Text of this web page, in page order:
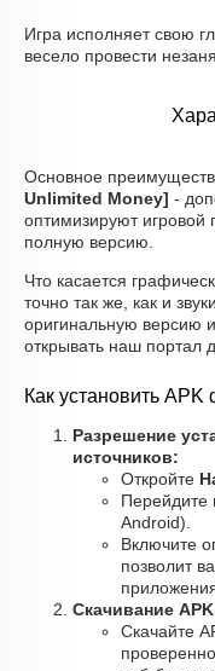
Игра исполняет свою
весело провести
Основное
Unlimited Money] -
оптимизируют игровой
полную версию.
Что касается
точно так же, как и
оригинальную версию
открывать наш портал
Как установить
Разрешение
источников:
Откройте
Перейдите
Android).
Включите
позволит
Скачивание
Скачайте